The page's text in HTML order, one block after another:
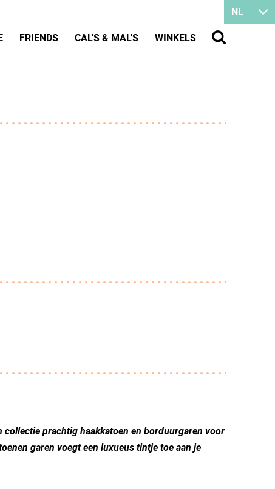
collectie prachtig haakkatoen en borduurgaren voor
garen voegt een luxueus tintje toe aan je
NL
FRIENDS CAL'S & MAL'S WINKELS